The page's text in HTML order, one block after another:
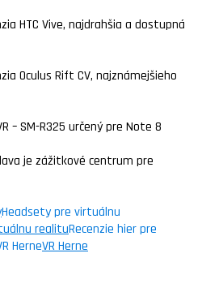
HTC Vive, najdrahšia a dostupná
Oculus Rift CV, najznámejšieho
– SM-R325 určený pre Note 8
je zážitkové centrum pre
Headsety pre virtuálnu
realituRecenzie hier pre
HerneVR Herne